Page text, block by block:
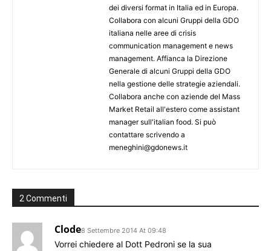
dei diversi format in Italia ed in Europa.
Collabora con alcuni Gruppi della GDO
italiana nelle aree di crisis
communication management e news
management. Affianca la Direzione
Generale di alcuni Gruppi della GDO
nella gestione delle strategie aziendali.
Collabora anche con aziende del Mass
Market Retail all'estero come assistant
manager sull'italian food. Si può
contattare scrivendo a
meneghini@gdonews.it
2 Commenti
Clode8 Settembre 2014 At 09:48
Vorrei chiedere al Dott Pedroni se la sua